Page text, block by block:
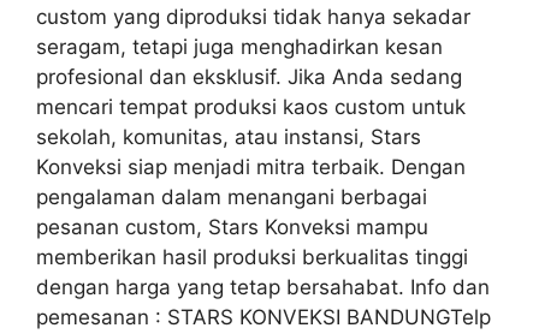
custom yang diproduksi tidak hanya sekadar
seragam, tetapi juga menghadirkan kesan
profesional dan eksklusif. Jika Anda sedang
mencari tempat produksi kaos custom untuk
sekolah, komunitas, atau instansi, Stars
Konveksi siap menjadi mitra terbaik. Dengan
pengalaman dalam menangani berbagai
pesanan custom, Stars Konveksi mampu
memberikan hasil produksi berkualitas tinggi
dengan harga yang tetap bersahabat. Info dan
pemesanan : STARS KONVEKSI BANDUNGTelp